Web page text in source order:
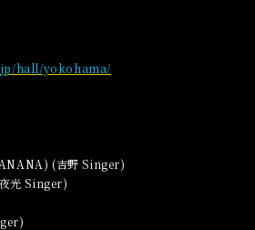
hall/yokohama/
(吉野 Singer)
光 Singer)